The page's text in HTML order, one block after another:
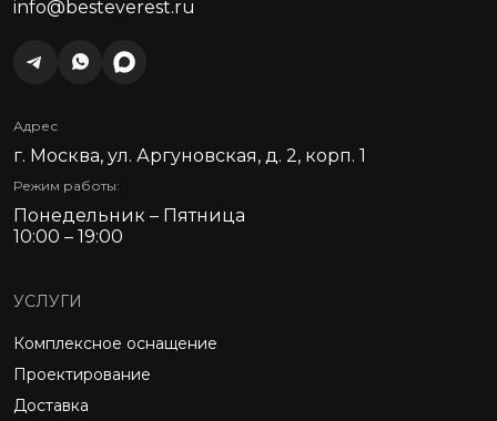
info@besteverest.ru
Адрес
г. Москва, ул. Аргуновская, д. 2, корп. 1
Режим работы:
Понедельник – Пятница
10:00 – 19:00
УСЛУГИ
Комплексное оснащение
Проектирование
Доставка